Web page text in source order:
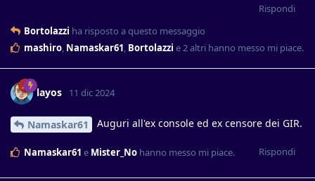
Rispondi
Bortolazzi ha risposto a questo messaggio
mashiro, Namaskar61, Bortolazzi e2altri hanno messo mi piace.
layos 11 dic 2024
Namaskar61 Auguri all'ex console ed ex censore dei GIR.
Rispondi
Namaskar61 e Mister_No hanno messo mi piace.